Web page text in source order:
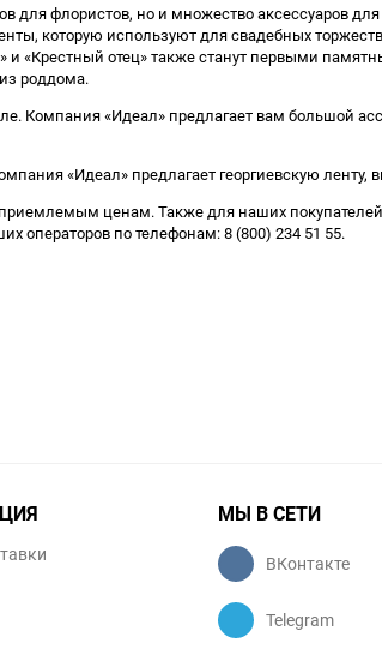
для флористов, но и множество
которую используют для свадебных
«Крестный отец» также станут первыми
роддома.
Компания «Идеал» предлагает вам большой
«Идеал» предлагает георгиевскую
ценам. Также для наших
операторов по телефонам: 8 (800) 234 51 55.
МЫ В СЕТИ
ВКонтакте
Telegram